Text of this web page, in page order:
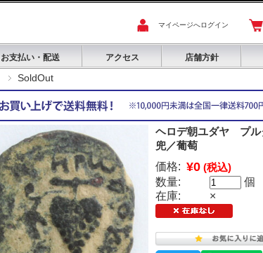
マイページへログイン
お支払い・配送 アクセス 店舗方針
SoldOut
ヘロデ朝ユダヤ プ
兜／葡萄
価格: ¥0 (税込)
数量:
個
在庫:
×